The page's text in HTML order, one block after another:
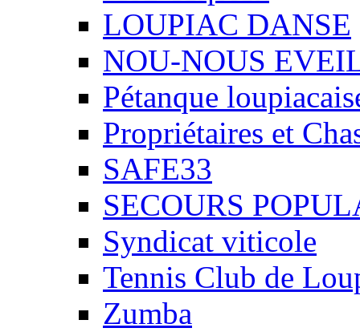
LOUPIAC DANSE
NOU-NOUS
Pétanque
Propriétaires et
SAFE33
SECOURS
Syndicat viticole
Tennis Club de
Zumba